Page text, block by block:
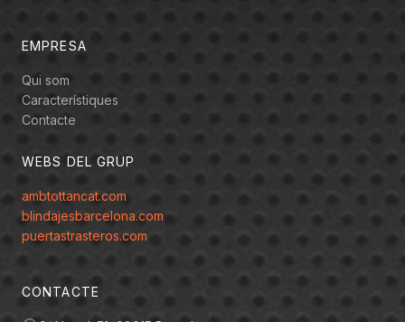
EMPRESA
Qui som
Característiques
Contacte
WEBS DEL GRUP
ambtottancat.com
blindajesbarcelona.com
puertastrasteros.com
CONTACTE